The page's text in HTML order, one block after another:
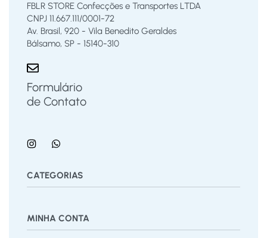
FBLR STORE Confecções e Transportes LTDA
CNPJ 11.667.111/0001-72
Av. Brasil, 920 - Vila Benedito Geraldes
Bálsamo, SP - 15140-310
Formulário
de Contato
CATEGORIAS
MINHA CONTA